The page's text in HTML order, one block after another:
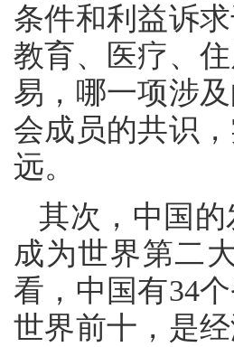
条件和利益诉
教育、医疗、
易，哪一项涉
会成员的共识
远。
其次，中国
成为世界第二
看，中国有34
世界前十，是